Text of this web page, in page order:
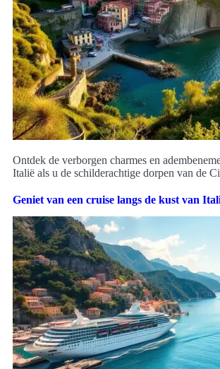
Ontdek de verborgen charmes en
Italië als u de schilderachtige dorpen van de
Geniet van een cruise langs de kust van